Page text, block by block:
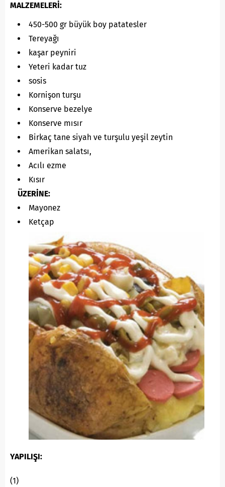
MALZEMELERİ:
450-500 gr büyük boy patatesler
Tereyağı
kaşar peyniri
Yeteri kadar tuz
sosis
Kornişon turşu
Konserve bezelye
Konserve mısır
Birkaç tane siyah ve turşulu yeşil zeytin
Amerikan salatsı,
Acılı ezme
Kısır
ÜZERİNE:
Mayonez
Ketçap
YAPILIŞI:
(1)